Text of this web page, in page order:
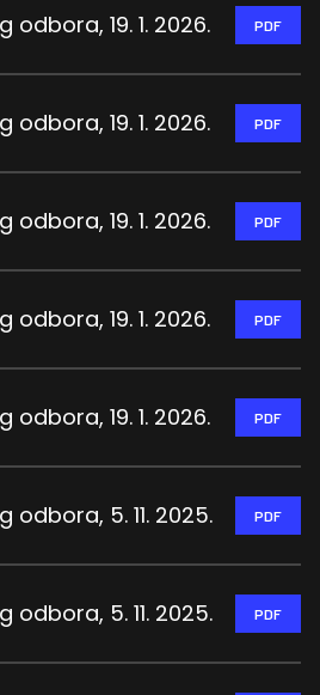
19. 1. 2026. PDF
19. 1. 2026. PDF
19. 1. 2026. PDF
19. 1. 2026. PDF
19. 1. 2026. PDF
odbora, 5. 11. 2025. PDF
odbora, 5. 11. 2025. PDF